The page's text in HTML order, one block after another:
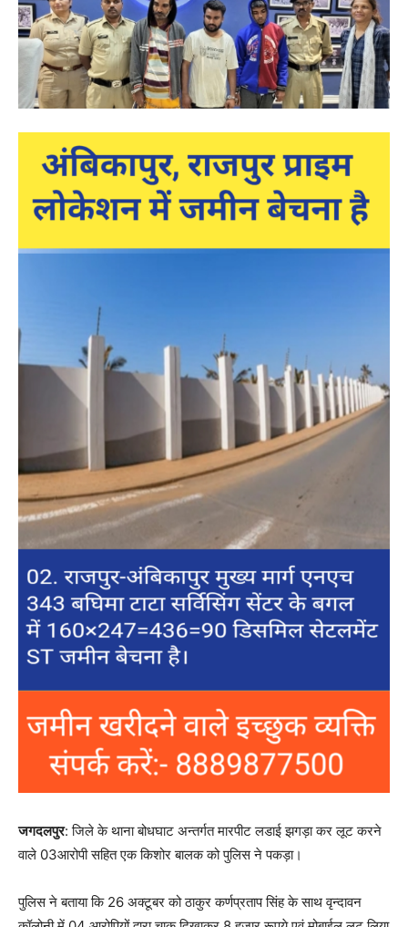
जगदलपुर: जिले के थाना बोधघाट अन्तर्गत मारपीट लडाई झगड़ा कर लूट करने
वाले 03आरोपी सहित एक किशोर बालक को पुलिस ने पकड़ा।
पुलिस ने बताया कि 26 अक्टूबर को ठाकुर कर्णप्रताप सिंह के साथ वृन्दावन